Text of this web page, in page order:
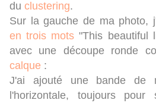
du clustering.
Sur la gauche de ma photo,
en trois mots "This beautiful
avec une découpe ronde
calque :
J'ai ajouté une bande de
l'horizontale, toujours